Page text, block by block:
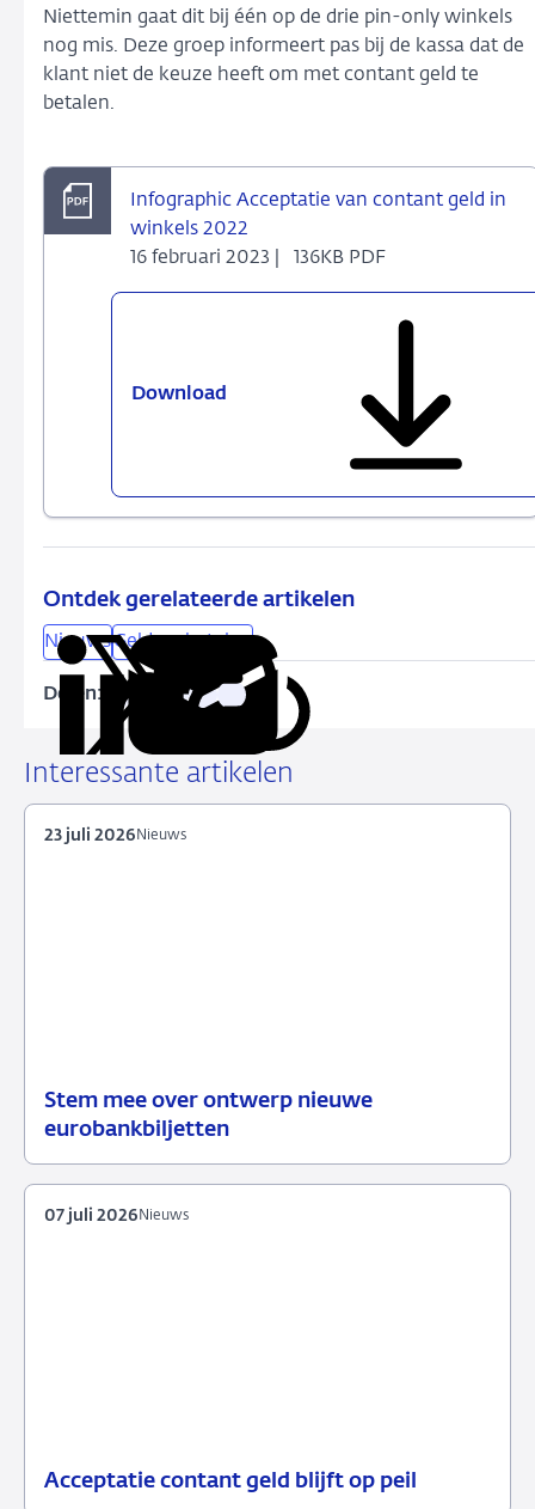
Niettemin gaat dit bij één op de drie pin-only winkels
nog mis. Deze groep informeert pas bij de kassa dat de
klant niet de keuze heeft om met contant geld te
betalen.
Infographic Acceptatie van contant geld in
winkels 2022
16 februari 2023 |
136KB PDF
Download
2022
Ontdek gerelateerde artikelen
NieuwsGeld en betalen
Delen:
Deel
LinkedIn
X
Deel
Facebook
Deel
e-
Kopieer
Interessante artikelen
Stem mee over ontwerp nieuwe
eurobankbiljetten
23
Nieuws
Nieuws
23 juli 2026
Acceptatie contant geld blijft op peil
Nieuws
07 juli 2026